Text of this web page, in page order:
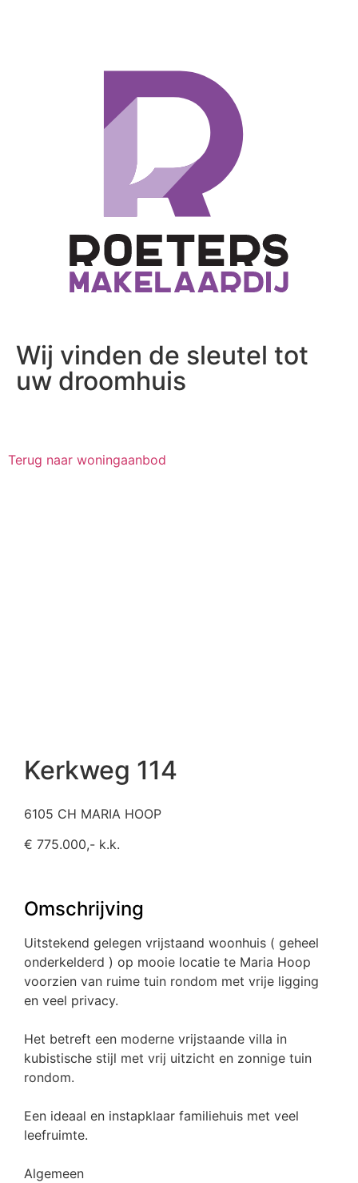
Wij vinden de sleutel tot
uw droomhuis
Terug naar woningaanbod
Kerkweg 114
6105 CH MARIA HOOP
€ 775.000,- k.k.
Omschrijving
Uitstekend gelegen vrijstaand woonhuis ( geheel
onderkelderd ) op mooie locatie te Maria Hoop
voorzien van ruime tuin rondom met vrije ligging
en veel privacy.
Het betreft een moderne vrijstaande villa in
kubistische stijl met vrij uitzicht en zonnige tuin
rondom.
Een ideaal en instapklaar familiehuis met veel
leefruimte.
Algemeen